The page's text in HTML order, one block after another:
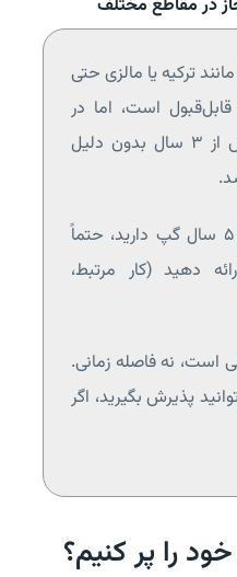
در مقاطع مختلف
ترکیه یا مالزی حتی
نیز قابل‌قبول است، اما در
کانادا، آمریکا یا آلمان بیش از ۳ سال بدون دلیل
اگر بالای ۵ سال گپ دارید، حتماً
دهید (کار مرتبط،
است، نه فاصله زمانی.
پذیرش بگیرید، اگر
را پر کنیم؟